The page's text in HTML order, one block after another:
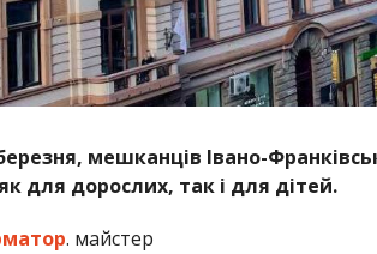
мешканців Івано-
для дорослих, так і для дітей.
. майстер